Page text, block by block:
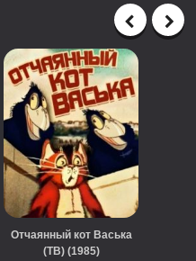
Отчаянный кот Васька
(ТВ) (1985)